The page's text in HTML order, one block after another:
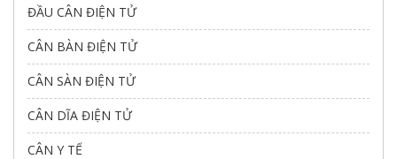
ĐẦU CÂN ĐIỆN TỬ
CÂN BÀN ĐIỆN TỬ
CÂN SÀN ĐIỆN TỬ
CÂN DĨA ĐIỆN TỬ
CÂN Y TẾ